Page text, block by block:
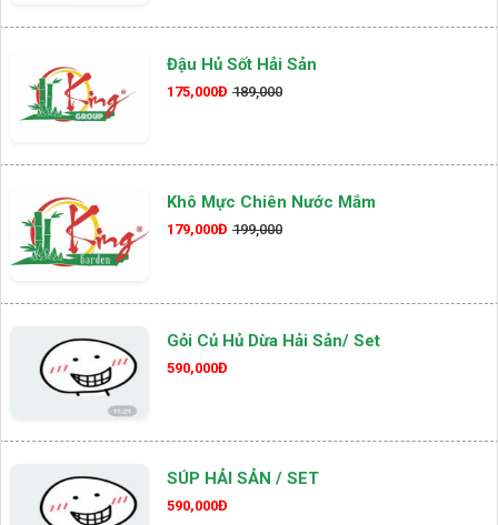
Đậu Hủ Sốt Hải Sản
175,000Đ 189,000
Khô Mực Chiên Nước Mắm
179,000Đ 199,000
Gỏi Củ Hủ Dừa Hải Sản/ Set
590,000Đ
SÚP HẢI SẢN / SET
590,000Đ